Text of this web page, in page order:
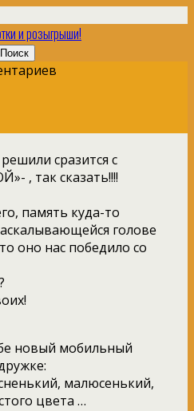
и розыгрыши!
сразится с
, так сказать!!!!
память куда-то
голове
оно нас победило со
новый мобильный
малюсенький,
цвета …